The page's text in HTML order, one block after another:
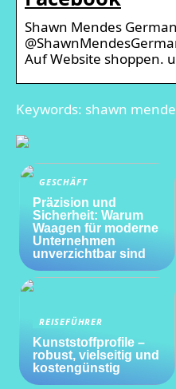
Shawn Mendes
Auf Website shoppen.
Keywords: shawn
GESCHÄFT
Präzision und
Sicherheit: Warum
Waagen für moderne
Unternehmen
unverzichtbar sind
REISEFÜHRER
Kunststoffprofile –
robust, vielseitig und
kostengünstig